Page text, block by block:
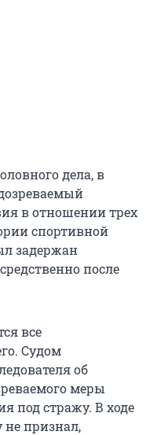
дела, в
в отношении трех
спортивной
задержан
после
все
Судом
об
меры
под стражу. В ходе
не признал,